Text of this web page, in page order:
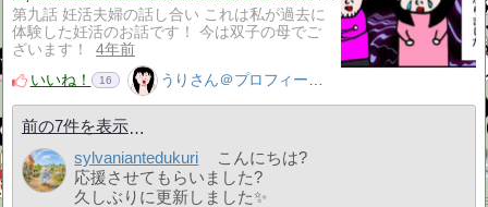
第九話 妊活夫婦の話し合い これは私が過去に
体験した妊活のお話です！ 今は双子の母でご
ざいます！
4年前
いいね！
16 うりさん＠プロフィール見てね！はてぶ、応援よろしく！
前の7件を表示
sylvaniantedukuri
こんにちは?
応援させてもらいました?
久しぶりに更新しました✨